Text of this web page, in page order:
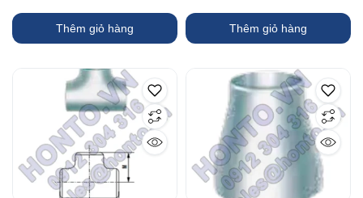
Thêm giỏ hàng Thêm giỏ hàng